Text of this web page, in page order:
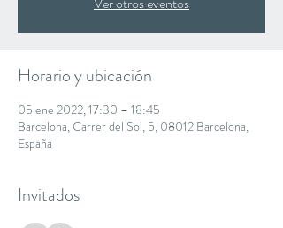
Horario y ubicación
05 ene 2022, 17:30 – 18:45
Barcelona, Carrer del Sol, 5, 08012 Barcelona,
España
Invitados